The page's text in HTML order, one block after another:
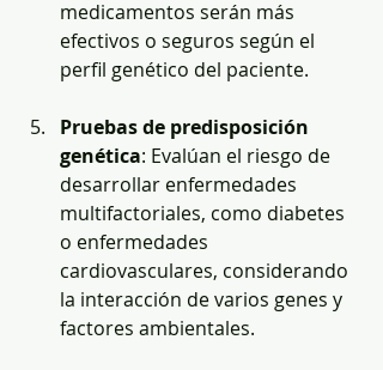
medicamentos serán más
efectivos o seguros según el
perfil genético del paciente.
Pruebas de predisposición
genética: Evalúan el riesgo de
desarrollar enfermedades
multifactoriales, como diabetes
o enfermedades
cardiovasculares, considerando
la interacción de varios genes y
factores ambientales.